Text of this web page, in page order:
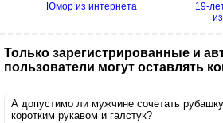
Юмор из интернета
19-
Только зарегистрированные и
пользователи могут оставлять
А допустимо ли мужчине сочетать
коротким рукавом и галстук?